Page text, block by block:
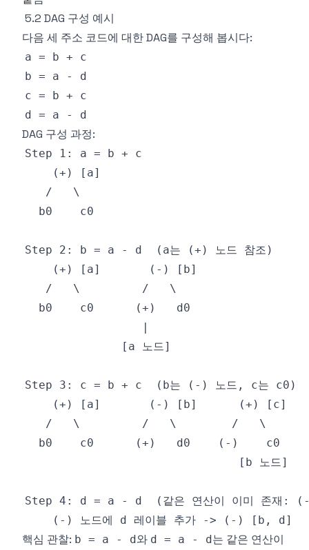
5.2 DAG 구성 예시
다음 세 주소 코드에 대한 DAG를 구성해 봅시다:
DAG 구성 과정:
핵심 관찰: b = a - d와 d = a - d는 같은 연산이